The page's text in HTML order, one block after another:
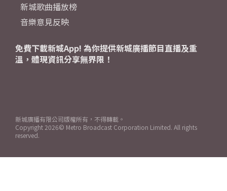
新城歌曲播放榜
音樂意見反映
免費下載新城App! 為你提供新城廣播節目直播及重
溫，體現資訊分享無界限！
新城廣播有限公司版權所有，不得轉載。
Copyright 2026© Metro Broadcast Corporation Limited. All rights
reserved.